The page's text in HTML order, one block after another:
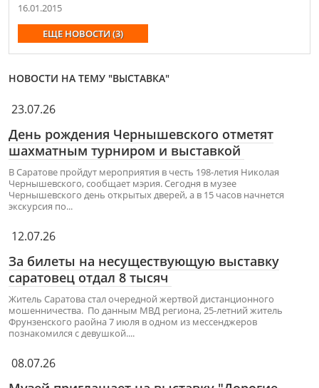
16.01.2015
ЕЩЕ НОВОСТИ (3)
НОВОСТИ НА ТЕМУ "ВЫСТАВКА"
23.07.26
День рождения Чернышевского отметят
шахматным турниром и выставкой
В Саратове пройдут мероприятия в честь 198-летия Николая
Чернышевского, сообщает мэрия. Сегодня в музее
Чернышевского день открытых дверей, а в 15 часов начнется
экскурсия по...
12.07.26
За билеты на несуществующую выставку
саратовец отдал 8 тысяч
Житель Саратова стал очередной жертвой дистанционного
мошенничества. По данным МВД региона, 25-летний житель
Фрунзенского раойна 7 июля в одном из мессенджеров
познакомился с девушкой....
08.07.26